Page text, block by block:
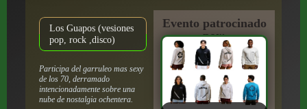
Los Guapos (vesiones
pop, rock ,disco)
Participa del garruleo mas sexy
de los 70, derramado
intencionadamente sobre una
nube de nostalgia ochentera.
Evento patrocinado
por: